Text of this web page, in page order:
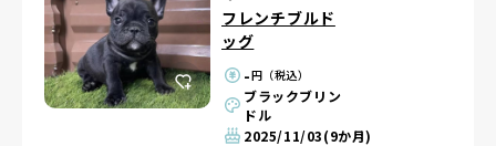
フレンチブルド
ッグ
-円（税込）
ブラックブリン
ドル
2025/11/03(9か月)